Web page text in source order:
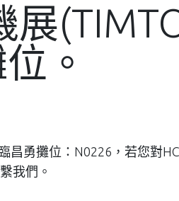
。
勇攤位：N0226，若您對
我們。